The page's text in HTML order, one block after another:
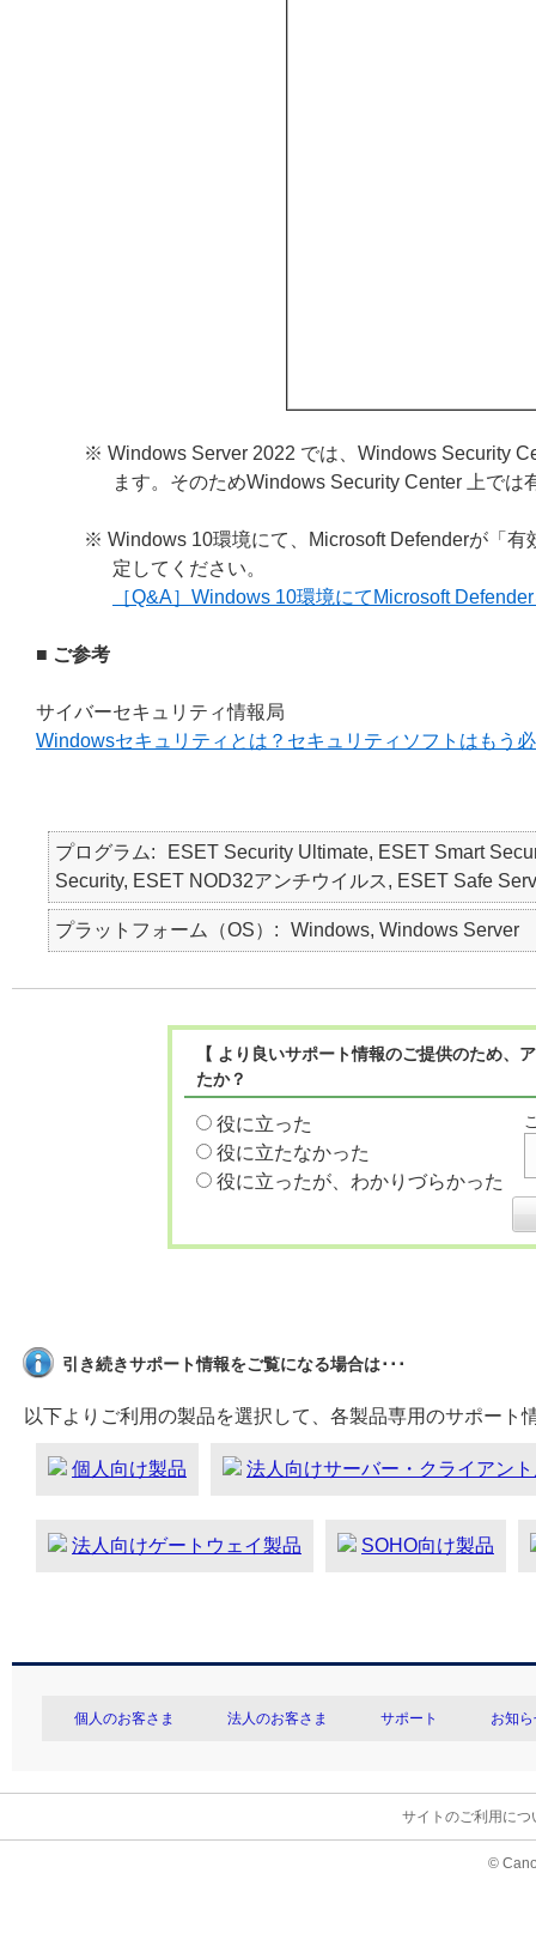
※ Windows Server 2022 では、Windows Security
ます。そのためWindows Security Center 上で
※ Windows 10環境にて、Microsoft Defenderが「
定してください。
［Q&A］Windows 10環境にてMicrosoft
■ ご参考
サイバーセキュリティ情報局
Windowsセキュリティとは？セキュリティソフトはもう
プログラム
ESET Security Ultimate, ESET Smart
Security, ESET NOD32アンチウイルス, ESET Safe
プラットフォーム（OS） Windows, Windows Server
【 より良いサポート情報のご提供のため
たか？
役に立った
役に立たなかった
役に立ったが、わかりづらかった
引き続きサポート情報をご覧になる場合は･･･
以下よりご利用の製品を選択して、各製品専用のサポート
個人向け製品 法人向けサーバー・クライアン
法人向けゲートウェイ製品 SOHO向け製品
個人のお客さま 法人のお客さま サポート お知
サイトのご利用につ
©